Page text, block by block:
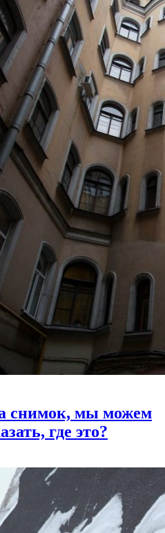
снимок, мы можем
где это?